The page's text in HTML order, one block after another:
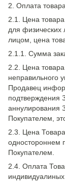
2. Оплата товара
2.1. Цена товара
для физических
лицом, цена
2.1.1. Сумма
2.2. Цена
неправильного
Продавец
подтверждения
аннулирования
Покупателем,
2.3. Цена
одностороннем
Покупателем.
2.4. Оплата